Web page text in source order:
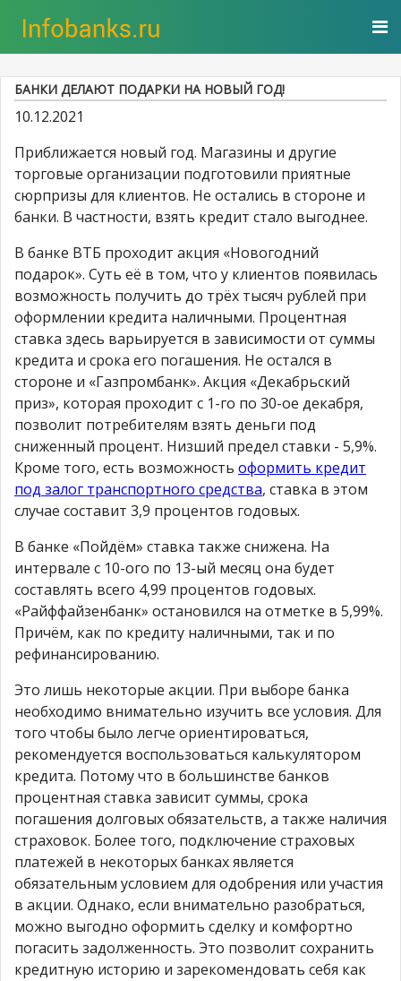
БАНКИ ДЕЛАЮТ ПОДАРКИ НА НОВЫЙ ГОД!
10.12.2021
Приближается новый год. Магазины и другие
торговые организации подготовили приятные
сюрпризы для клиентов. Не остались в стороне и
банки. В частности, взять кредит стало выгоднее.
В банке ВТБ проходит акция «Новогодний
подарок». Суть её в том, что у клиентов появилась
возможность получить до трёх тысяч рублей при
оформлении кредита наличными. Процентная
ставка здесь варьируется в зависимости от суммы
кредита и срока его погашения. Не остался в
стороне и «Газпромбанк». Акция «Декабрьский
приз», которая проходит с 1-го по 30-ое декабря,
позволит потребителям взять деньги под
сниженный процент. Низший предел ставки - 5,9%.
Кроме того, есть возможность оформить кредит
под залог транспортного средства, ставка в этом
случае составит 3,9 процентов годовых.
В банке «Пойдём» ставка также снижена. На
интервале с 10-ого по 13-ый месяц она будет
составлять всего 4,99 процентов годовых.
«Райффайзенбанк» остановился на отметке в 5,99%.
Причём, как по кредиту наличными, так и по
рефинансированию.
Это лишь некоторые акции. При выборе банка
необходимо внимательно изучить все условия. Для
того чтобы было легче ориентироваться,
рекомендуется воспользоваться калькулятором
кредита. Потому что в большинстве банков
процентная ставка зависит суммы, срока
погашения долговых обязательств, а также наличия
страховок. Более того, подключение страховых
платежей в некоторых банках является
обязательным условием для одобрения или участия
в акции. Однако, если внимательно разобраться,
можно выгодно оформить сделку и комфортно
погасить задолженность. Это позволит сохранить
кредитную историю и зарекомендовать себя как